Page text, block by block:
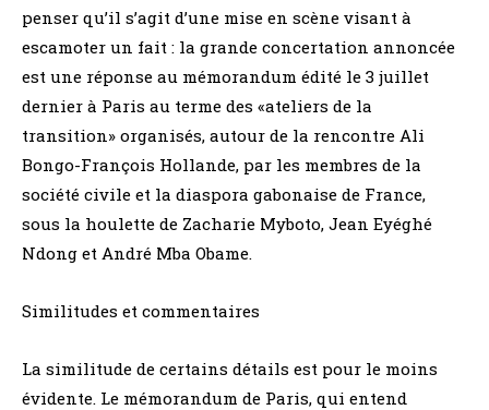
penser qu’il s’agit d’une mise en scène visant à
escamoter un fait : la grande concertation annoncée
est une réponse au mémorandum édité le 3 juillet
dernier à Paris au terme des «ateliers de la
transition» organisés, autour de la rencontre Ali
Bongo-François Hollande, par les membres de la
société civile et la diaspora gabonaise de France,
sous la houlette de Zacharie Myboto, Jean Eyéghé
Ndong et André Mba Obame.
Similitudes et commentaires
La similitude de certains détails est pour le moins
évidente. Le mémorandum de Paris, qui entend